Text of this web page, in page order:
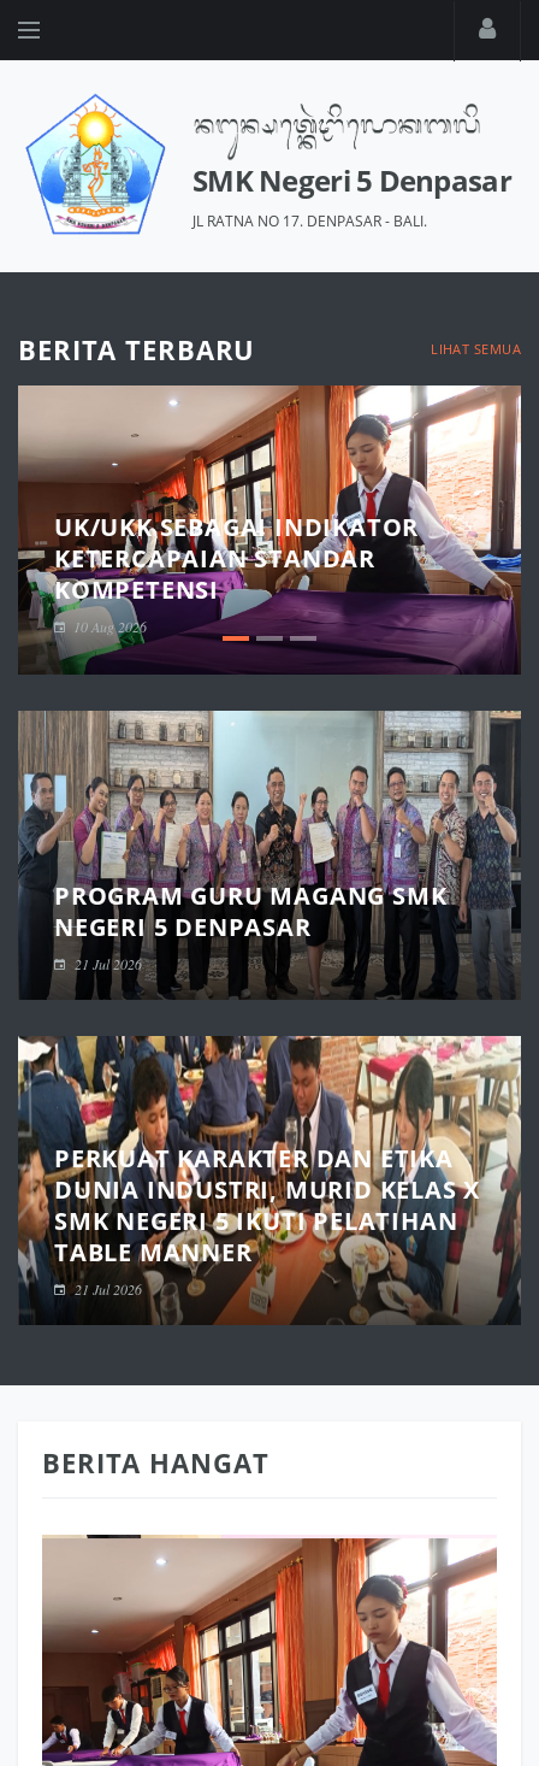
SMK Negeri 5 Denpasar
JL RATNA NO 17. DENPASAR - BALI.
BERITA TERBARU LIHAT SEMUA
UK/UKK SEBAGAI INDIKATOR
KETERCAPAIAN STANDAR
KOMPETENSI
10 Aug 2026
PROGRAM GURU MAGANG SMK
NEGERI 5 DENPASAR
21 Jul 2026
PERKUAT KARAKTER DAN ETIKA
DUNIA INDUSTRI, MURID KELAS X
SMK NEGERI 5 IKUTI PELATIHAN
TABLE MANNER
21 Jul 2026
BERITA HANGAT